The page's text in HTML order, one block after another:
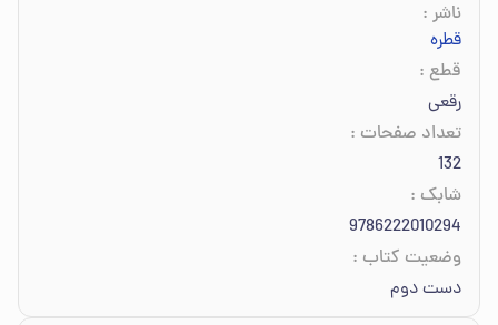
ناشر :
قطره
قطع :
رقعی
تعداد صفحات :
132
شابک :
9786222010294
وضعیت کتاب :
دست دوم